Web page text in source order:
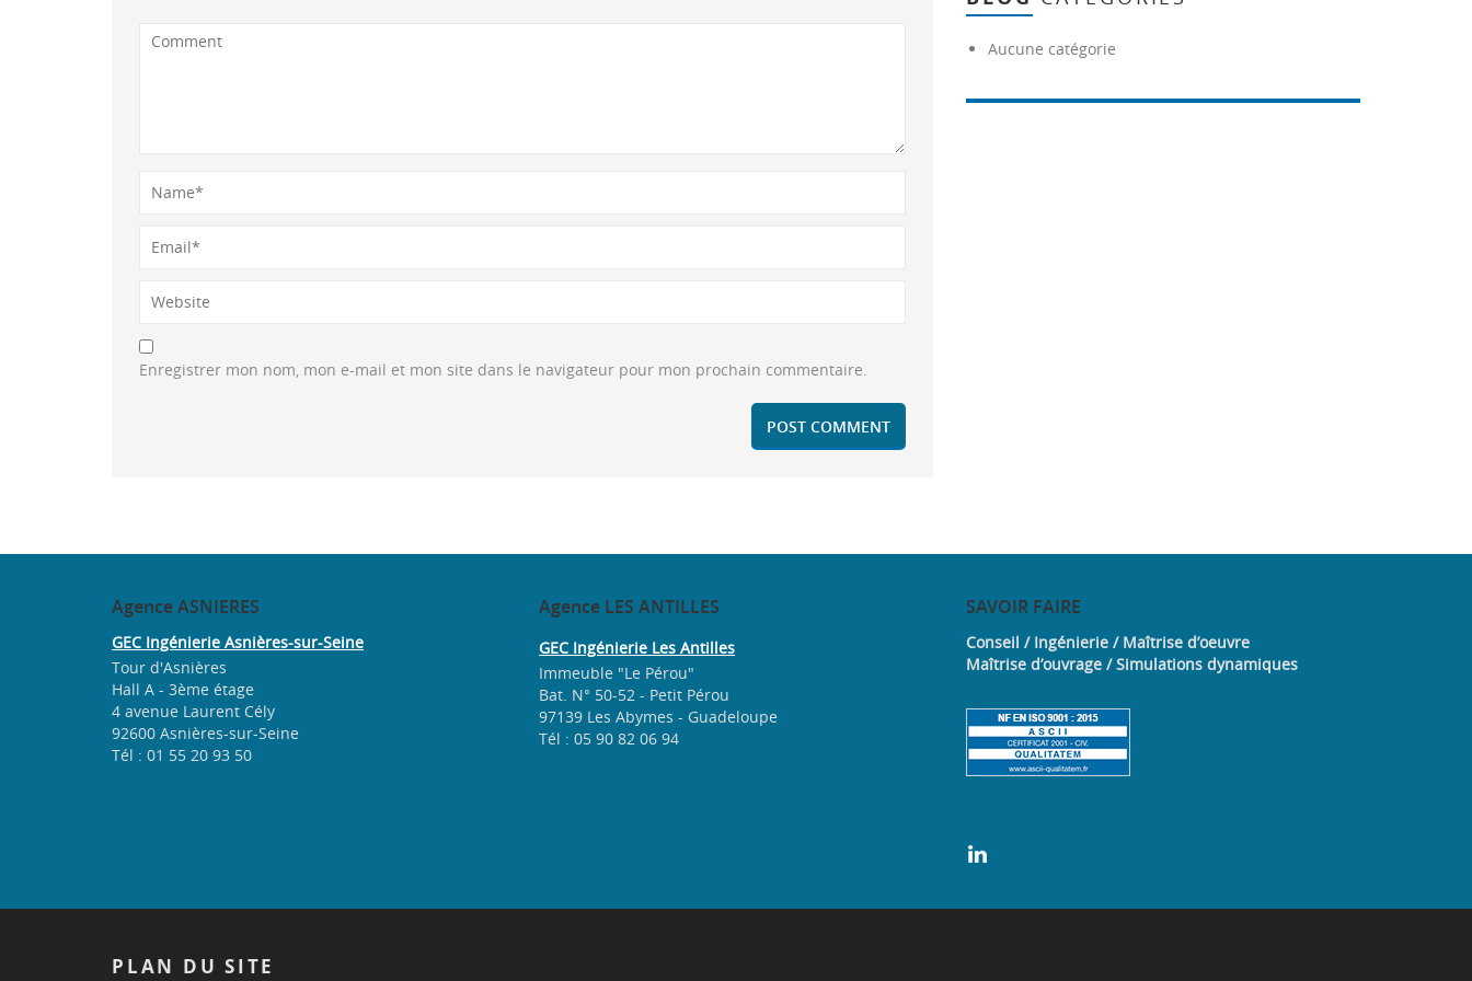
Enregistrer mon nom, mon e-mail et mon site dans le navigateur pour mon prochain commentaire.
Aucune catégorie
AgenceASNIERES
GEC Ingénierie Asnières-sur-Seine
Tour d'Asnières
Hall A - 3ème étage
4 avenue Laurent Cély
92600 Asnières-sur-Seine
Tél : 01 55 20 93 50
Agence LES ANTILLES
GEC Ingénierie Les Antilles
Immeuble "Le Pérou"
Bat. N° 50-52 - Petit Pérou
97139 Les Abymes - Guadeloupe
Tél : 05 90 82 06 94
SAVOIR FAIRE
Conseil / Ingénierie / Maîtrise d’oeuvre
Maîtrise d’ouvrage / Simulations dynamiques
PLAN DU SITE